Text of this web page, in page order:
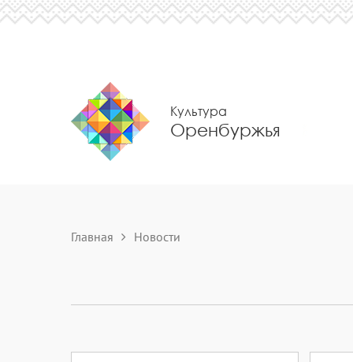
Культура
Оренбуржья
Главная Новости